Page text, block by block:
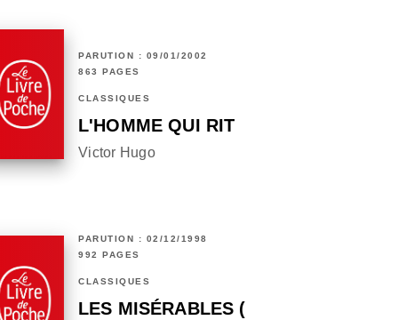
PARUTION : 09/01/2002
863 PAGES
CLASSIQUES
L'HOMME QUI RIT
Victor Hugo
PARUTION : 02/12/1998
992 PAGES
CLASSIQUES
LES MISÉRABLES (